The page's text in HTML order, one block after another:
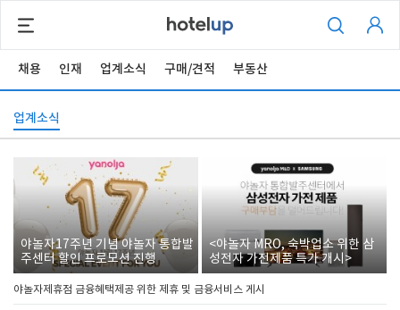
채용 인재 업계소식 구매/견적 부동산
업계소식
야놀자17주년 기념 야놀자 통합발
주센터 할인 프로모션 진행
<야놀자 MRO, 숙박업소 위한 삼
성전자 가전제품 특가 개시>
야놀자제휴점 금융혜택제공 위한 제휴 및 금융서비스 게시